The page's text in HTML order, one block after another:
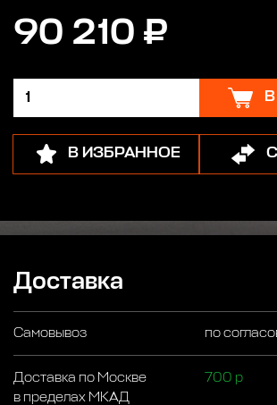
90 210 ₽
В ИЗБРАННОЕ
Доставка
Самовывоз по
Доставка по Москве
в пределах МКАД
700 р